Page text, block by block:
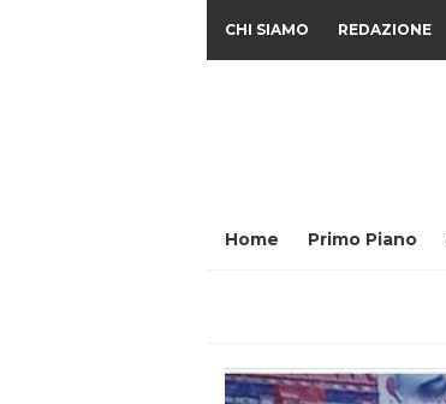
CHI SIAMO REDAZIONE
Home Primo Piano